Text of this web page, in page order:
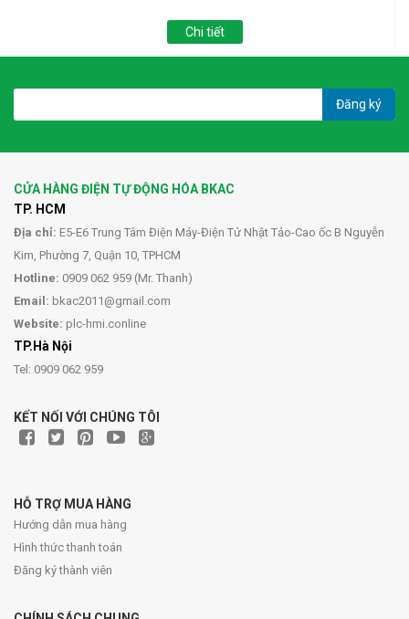
Chi tiết
Đăng ký
CỬA HÀNG ĐIỆN TỰ ĐỘNG HÓA BKAC
TP. HCM
Địa chỉ: E5-E6 Trung Tâm Điện Máy-Điện Tử Nhật Tảo-Cao ốc B Nguyễn
Kim, Phường 7, Quận 10, TPHCM
Hotline: 0909 062 959 (Mr. Thanh)
Email: bkac2011@gmail.com
Website: plc-hmi.conline
TP.Hà Nội
Tel: 0909 062 959
KẾT NỐI VỚI CHÚNG TÔI
HỖ TRỢ MUA HÀNG
Hướng dẫn mua hàng
Hình thức thanh toán
Đăng ký thành viên